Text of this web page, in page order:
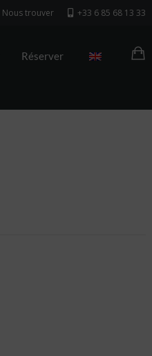
Nous trouver +33 6 85 68 13 33
Réserver